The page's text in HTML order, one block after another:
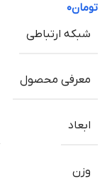
تومان۰
شبکه ارتباطی
معرفی محصول
ابعاد
وزن